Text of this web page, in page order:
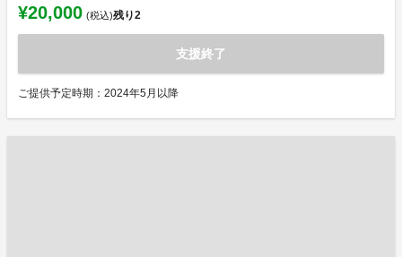
¥20,000 (税込)残り2
支援終了
ご提供予定時期：2024年5月以降